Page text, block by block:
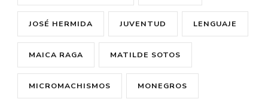
JOSÉ HERMIDA JUVENTUD LENGUAJE
MAICA RAGA MATILDE SOTOS
MICROMACHISMOS MONEGROS